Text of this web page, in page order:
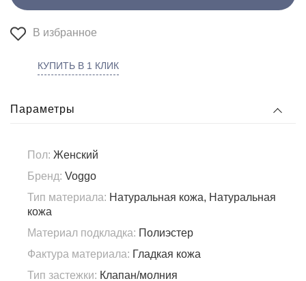
В избранное
КУПИТЬ В 1 КЛИК
Параметры
Пол: Женский
Бренд: Voggo
Тип материала: Натуральная кожа, Натуральная
кожа
Материал подкладка: Полиэстер
Фактура материала: Гладкая кожа
Тип застежки: Клапан/молния